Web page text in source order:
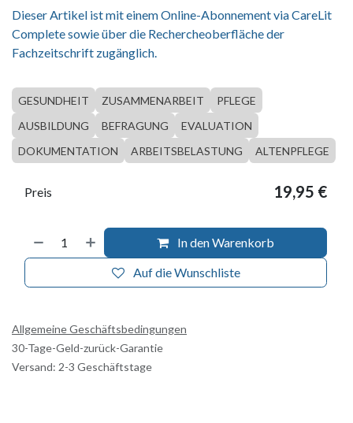
Dieser Artikel ist mit einem Online-Abonnement via CareLit
Complete sowie über die Rechercheoberfläche der
Fachzeitschrift zugänglich.
GESUNDHEIT ZUSAMMENARBEIT
PFLEGE
AUSBILDUNG
BEFRAGUNG
EVALUATION
DOKUMENTATION
ARBEITSBELASTUNG ALTENPFLEGE
In den Warenkorb
Auf die Wunschliste
Preis 19,95 €
Allgemeine Geschäftsbedingungen
30-Tage-Geld-zurück-Garantie
Versand: 2-3 Geschäftstage